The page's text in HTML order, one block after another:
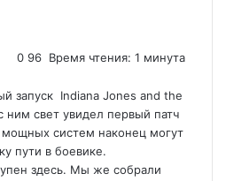
0 96 Время чтения: 1 минута
запуск Indiana Jones and the
ним свет увидел первый патч
систем наконец могут
пути в боевике.
здесь. Мы же собрали